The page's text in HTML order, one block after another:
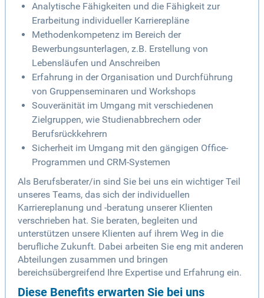
Analytische Fähigkeiten und die Fähigkeit zur
Erarbeitung individueller Karrierepläne
Methodenkompetenz im Bereich der
Bewerbungsunterlagen, z.B. Erstellung von
Lebensläufen und Anschreiben
Erfahrung in der Organisation und Durchführung
von Gruppenseminaren und Workshops
Souveränität im Umgang mit verschiedenen
Zielgruppen, wie Studienabbrechern oder
Berufsrückkehrern
Sicherheit im Umgang mit den gängigen Office-
Programmen und CRM-Systemen
Als Berufsberater/in sind Sie bei uns ein wichtiger Teil
unseres Teams, das sich der individuellen
Karriereplanung und -beratung unserer Klienten
verschrieben hat. Sie beraten, begleiten und
unterstützen unsere Klienten auf ihrem Weg in die
berufliche Zukunft. Dabei arbeiten Sie eng mit anderen
Abteilungen zusammen und bringen
bereichsübergreifend Ihre Expertise und Erfahrung ein.
Diese Benefits erwarten Sie bei uns